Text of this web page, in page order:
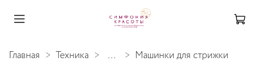
Главная Техника ... Машинки для стрижки